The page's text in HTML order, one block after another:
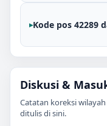
Kode pos 42289
Diskusi &
Catatan koreksi
ditulis di sini.